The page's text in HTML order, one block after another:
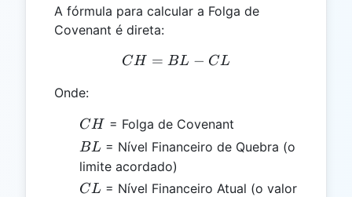
A fórmula para calcular a Folga de
Covenant é direta:
CH = BL - CL
CH = BL − CL
Onde:
CH
CH = Folga de Covenant
BL
BL= Nível Financeiro de Quebra (o
limite acordado)
CL
CL = Nível Financeiro Atual (o valor